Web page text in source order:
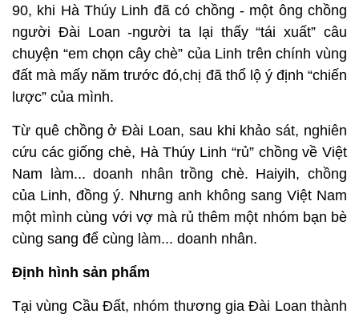
90, khi Hà Thúy Linh đã có chồng - một ông chồng
người Đài Loan -người ta lại thấy “tái xuất” câu
chuyện “em chọn cây chè” của Linh trên chính vùng
đất mà mấy năm trước đó,chị đã thổ lộ ý định “chiến
lược” của mình.
Từ quê chồng ở Đài Loan, sau khi khảo sát, nghiên
cứu các giống chè, Hà Thúy Linh “rủ” chồng về Việt
Nam làm... doanh nhân trồng chè. Haiyih, chồng
của Linh, đồng ý. Nhưng anh không sang Việt Nam
một mình cùng với vợ mà rủ thêm một nhóm bạn bè
cùng sang để cùng làm... doanh nhân.
Định hình sản phẩm
Tại vùng Cầu Đất, nhóm thương gia Đài Loan thành